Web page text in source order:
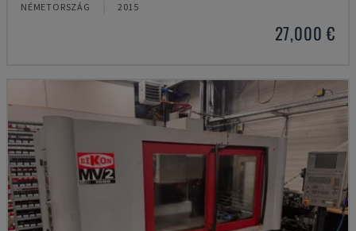
NÉMETORSZÁG 2015
27,000 €